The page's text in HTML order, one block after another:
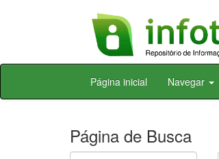
Skip
Página inicial Navegar
Página de Busca